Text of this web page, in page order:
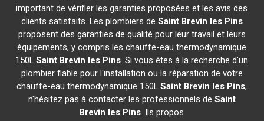
important de vérifier les garanties proposées et les avis des
clients satisfaits. Les plombiers de Saint Brevin les Pins
proposent des garanties de qualité pour leur travail et leurs
équipements, y compris les chauffe-eau thermodynamique
150LSaint Brevin les Pins. Si vous êtes à la recherche d'un
plombier fiable pour l'installation ou la réparation de votre
chauffe-eau thermodynamique 150LSaint Brevin les Pins,
n'hésitez pas à contacter les professionnels de Saint
Brevin les Pins. Ils propos